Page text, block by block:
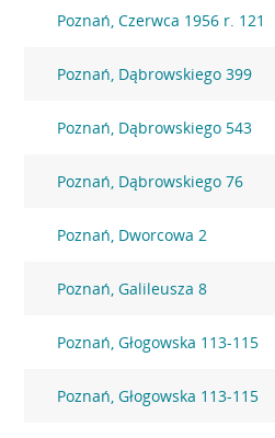
Poznań, Czerwca 1956 r. 121
Poznań, Dąbrowskiego 399
Poznań, Dąbrowskiego 543
Poznań, Dąbrowskiego 76
Poznań, Dworcowa 2
Poznań, Galileusza 8
Poznań, Głogowska 113-115
Poznań, Głogowska 113-115